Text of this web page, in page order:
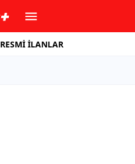
RESMİ İLANLAR